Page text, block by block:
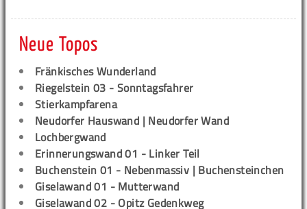
Neue Topos
Fränkisches Wunderland
Riegelstein 03 - Sonntagsfahrer
Stierkampfarena
Neudorfer Hauswand | Neudorfer Wand
Lochbergwand
Erinnerungswand 01 - Linker Teil
Buchenstein 01 - Nebenmassiv | Buchensteinchen
Giselawand 01 - Mutterwand
Giselawand 02 - Opitz Gedenkweg